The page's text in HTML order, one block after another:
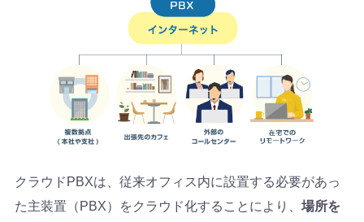
クラウドPBXは、従来オフィス内に設置する必要があっ
た主装置（PBX）をクラウド化することにより、 場所を